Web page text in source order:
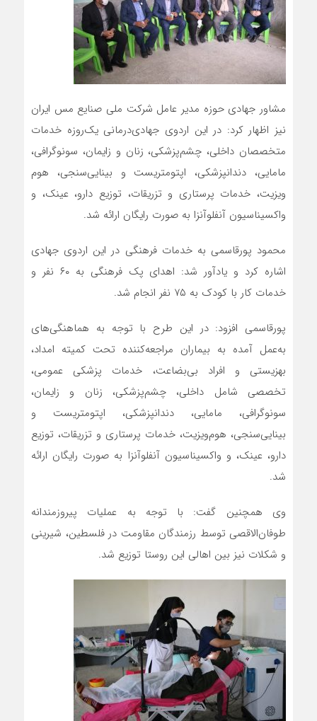
مشاور جهادی حوزه مدیر عامل شرکت ملی صنایع مس ایران
نیز اظهار کرد: در این اردوی جهادی‌درمانی یک‌روزه خدمات
متخصصان داخلی، چشم‌پزشکی، زنان و زایمان، سونوگرافی،
مامایی، دندانپزشکی، اپتومتریست و بینایی‌سنجی، هوم
ویزیت، خدمات پرستاری و تزریقات، توزیع دارو، عینک، و
واکسیناسیون آنفلوآنزا به صورت رایگان ارائه شد.
محمود پورقاسمی به خدمات فرهنگی در این اردوی جهادی
اشاره کرد و یادآور شد: اهدای پک فرهنگی به ۶۰ نفر و
خدمات کار با کودک به ۷۵ نفر انجام شد.
پورقاسمی افزود: در این طرح با توجه به هماهنگی‌های
به‌عمل آمده به بیماران مراجعه‌کننده تحت کمیته امداد،
بهزیستی و افراد بی‌بضاعت، خدمات پزشکی عمومی،
تخصصی شامل داخلی، چشم‌پزشکی، زنان و زایمان،
سونوگرافی، مامایی، دندانپزشکی، اپتومتریست و
بینایی‌سنجی، هوم‌ویزیت، خدمات پرستاری و تزریقات، توزیع
دارو، عینک، و واکسیناسیون آنفلوآنزا به صورت رایگان ارائه
شد.
وی همچنین گفت: با توجه به عملیات پیروزمندانه
طوفان‌الاقصی توسط رزمندگان مقاومت در فلسطین، شیرینی
و شکلات نیز بین اهالی این روستا توزیع شد.